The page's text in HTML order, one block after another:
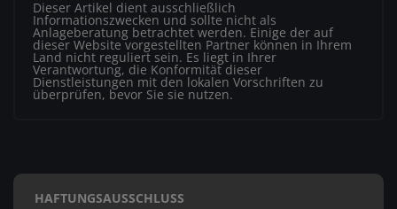
Dieser Artikel dient ausschließlich
Informationszwecken und sollte nicht als
Anlageberatung betrachtet werden. Einige der auf
dieser Website vorgestellten Partner können in Ihrem
Land nicht reguliert sein. Es liegt in Ihrer
Verantwortung, die Konformität dieser
Dienstleistungen mit den lokalen Vorschriften zu
überprüfen, bevor Sie sie nutzen.
HAFTUNGSAUSSCHLUSS